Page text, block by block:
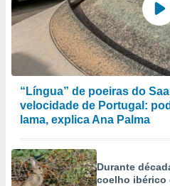
“Língua” de poeiras do
velocidade de Portugal:
lama, explica Ana Palma
Durante
coelho ibérico